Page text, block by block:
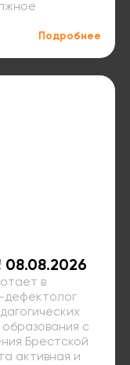
Подробнее
в
дефектолог
с
Брестской
активная и